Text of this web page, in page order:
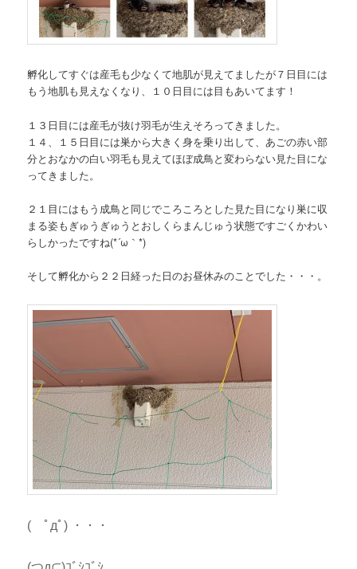
孵化してすぐは産毛も少なくて地肌が見えてましたが７日目には
もう地肌も見えなくなり、１０日目には目もあいてます！
１３日目には産毛が抜け羽毛が生えそろってきました。
１４、１５日目には巣から大きく身を乗り出して、あごの赤い部
分とおなかの白い羽毛も見えてほぼ成鳥と変わらない見た目にな
ってきました。
２１目にはもう成鳥と同じでころころとした見た目になり巣に収
まる姿もぎゅうぎゅうとおしくらまんじゅう状態ですごくかわい
らしかったですね(*´ω｀*)
そして孵化から２２日経った日のお昼休みのことでした・・・。
( ﾟдﾟ) ・・・